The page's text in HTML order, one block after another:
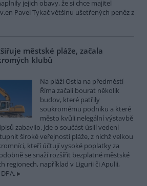
jejich obavy, že si chce majitel
Pavel Tykač většinu ušetřených peněz z
městské pláže, začala
klubů
Na pláži Ostia na předměstí
Říma začali bourat několik
budov, které patřily
soukromému podniku a které
město kvůli nelegální výstavbě
zabavilo. Jde o součást úsilí vedení
široké veřejnosti pláže, z nichž velkou
kteří účtují vysoké poplatky za
se snaží rozšířit bezplatné městské
regionech, například v Ligurii či Apulii,